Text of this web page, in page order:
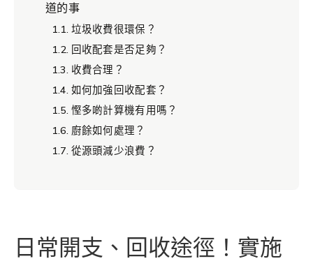
道的事
垃圾收費很環保？
回收配套是否足夠？
收費合理？
如何加強回收配套？
慳多啲計算機有用嗎？
廚餘如何處理？
從源頭減少浪費？
日常開支、回收途徑！實施